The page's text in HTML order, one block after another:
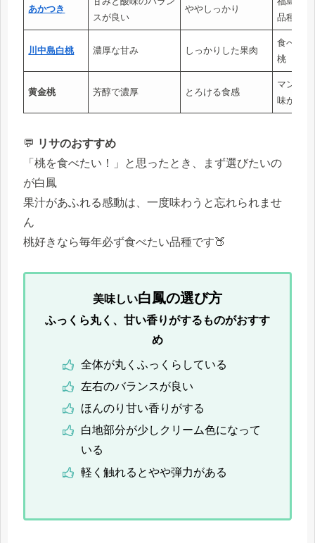
あかつき
スが良い
ややしっかり
品種
川中島白桃 濃厚な甘み しっかりした果肉
食べ応
桃
黄金桃 芳醇で濃厚 とろける食感
マンゴ
味が楽
💬 リサのおすすめ
「桃を食べたい！」と思ったとき、まず選びたいの
が白鳳
果汁があふれる感動は、一度味わうと忘れられませ
ん
桃好きなら毎年必ず食べたい品種です🍑
美味しい白鳳の選び方
ふっくら丸く、甘い香りがするものがおすす
め
全体が丸くふっくらしている
左右のバランスが良い
ほんのり甘い香りがする
白地部分が少しクリーム色になって
いる
軽く触れるとやや弾力がある